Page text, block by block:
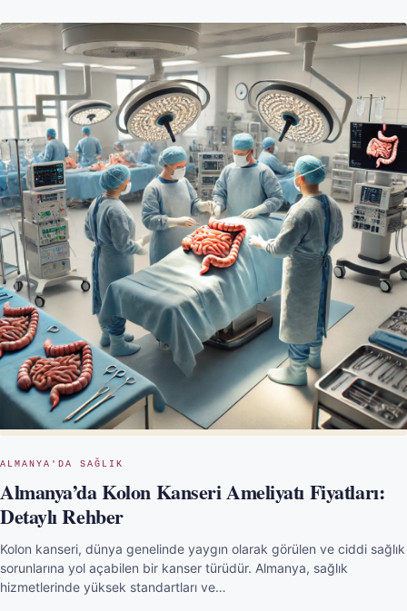
ALMANYA'DA SAĞLIK
Almanya’da Kolon Kanseri Ameliyatı Fiyatları:
Detaylı Rehber
Kolon kanseri, dünya genelinde yaygın olarak görülen ve ciddi sağlık
sorunlarına yol açabilen bir kanser türüdür. Almanya, sağlık
hizmetlerinde yüksek standartları ve…